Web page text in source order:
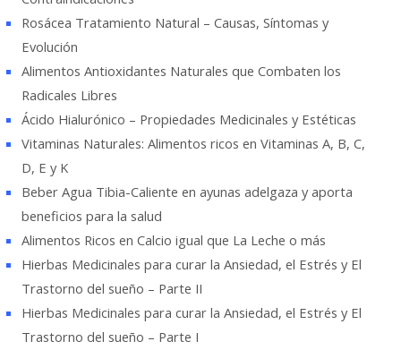
Rosácea Tratamiento Natural – Causas, Síntomas y
Evolución
Alimentos Antioxidantes Naturales que Combaten los
Radicales Libres
Ácido Hialurónico – Propiedades Medicinales y Estéticas
Vitaminas Naturales: Alimentos ricos en Vitaminas A, B, C,
D, E y K
Beber Agua Tibia-Caliente en ayunas adelgaza y aporta
beneficios para la salud
Alimentos Ricos en Calcio igual que La Leche o más
Hierbas Medicinales para curar la Ansiedad, el Estrés y El
Trastorno del sueño – Parte II
Hierbas Medicinales para curar la Ansiedad, el Estrés y El
Trastorno del sueño – Parte I